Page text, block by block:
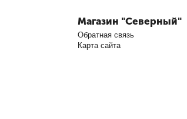
Магазин "Северный"
Обратная связь
Карта сайта